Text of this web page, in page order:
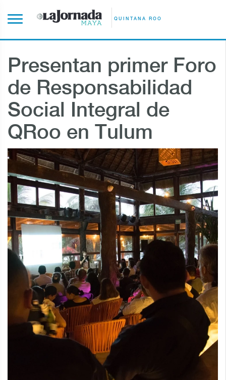
QUINTANA ROO
Presentan primer Foro
de Responsabilidad
Social Integral de
QRoo en Tulum